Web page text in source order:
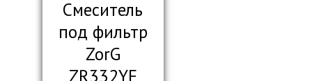
Смеситель
под фильтр
ZorG
ZR332YF